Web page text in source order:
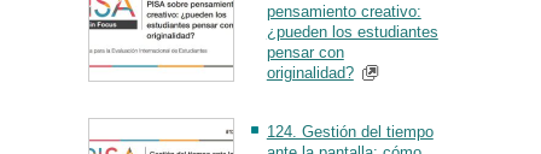
pensamiento creativo:
¿pueden los estudiantes
pensar con
originalidad?
124. Gestión del tiempo